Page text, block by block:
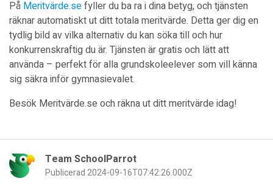
På Meritvärde.sefyller du ba ra i dina betyg, och tjänsten
räknar automatiskt ut ditt totala meritvärde. Detta ger dig en
tydlig bild av vilka alternativ du kan söka till och hur
konkurrenskraftig du är. Tjänsten är gratis och lätt att
använda – perfekt för alla grundskoleelever som vill känna
sig säkra inför gymnasievalet.
Besök Meritvärde.se och räkna ut ditt meritvärde idag!
Team SchoolParrot
Publicerad 2024-09-16T07:42:26.000Z